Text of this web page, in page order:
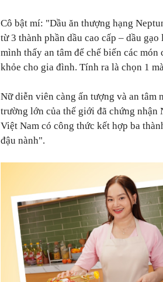
Cô bật mí: "Dầu ăn thượng hạng
từ 3 thành phần dầu cao cấp – dầu
mình thấy an tâm để chế biến các món
khỏe cho gia đình. Tính ra là chọn 1
Nữ diễn viên càng ấn tượng và an
trường lớn của thế giới đã chứng nhận
Việt Nam có công thức kết hợp ba
đậu nành".